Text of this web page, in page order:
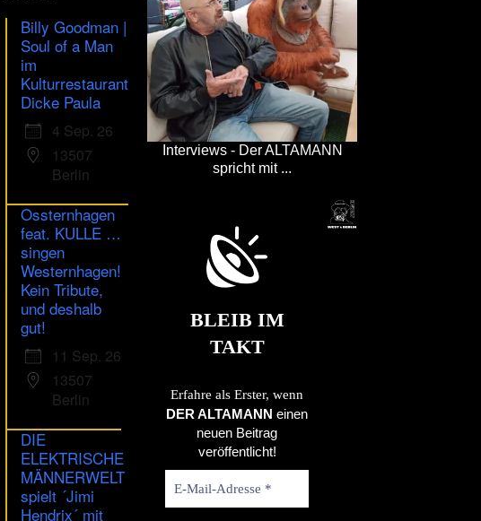
Billy Goodman |
Soul of a Man
im
Kulturrestaurant
Dicke Paula
4 Sep. 26
13507
Berlin
Ossternhagen
feat. KULLE …
singen
Westernhagen!
Kein Tribute,
und deshalb
gut!
11 Sep. 26
13507
Berlin
DIE
ELEKTRISCHE
MÄNNERWELT
spielt ´Jimi
Hendrix´ mit
Interviews - Der ALTAMANN
spricht mit ...
BLEIB IM
TAKT
Erfahre als Erster, wenn
DER ALTAMANN einen
neuen Beitrag
veröffentlicht!